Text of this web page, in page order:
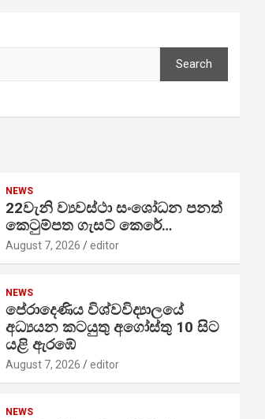
Search
NEWS
22වැනි ව්‍යවස්ථා සංශෝධන පනත්
කෙටුම්පත ගැසට් කෙරේ…
August 7, 2026 editor
NEWS
පේරාදෙණිය විශ්වවිද්‍යාලයේ
අධ්‍යයන කටයුතු අගෝස්තු 10 සිට
යළි ඇරඹේ
August 7, 2026 editor
NEWS